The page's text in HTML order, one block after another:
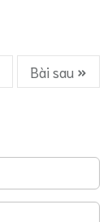
Bài sau